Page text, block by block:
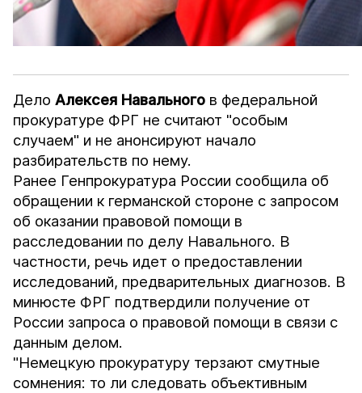
ДелоАлексея Навального в федеральной
прокуратуре ФРГ не считают "особым
случаем" и не анонсируют начало
разбирательств по нему.
Ранее Генпрокуратура России сообщила об
обращении к германской стороне с запросом
об оказании правовой помощи в
расследовании по делу Навального. В
частности, речь идет о предоставлении
исследований, предварительных диагнозов. В
минюсте ФРГ подтвердили получение от
России запроса о правовой помощи в связи с
данным делом.
"Немецкую прокуратуру терзают смутные
сомнения: то ли следовать объективным